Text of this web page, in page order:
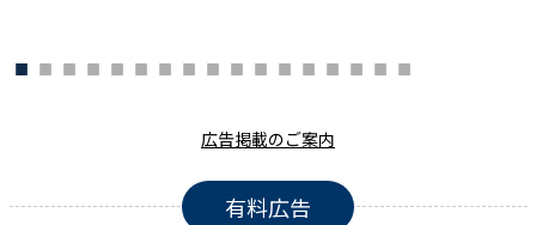
広告掲載のご案内
有料広告